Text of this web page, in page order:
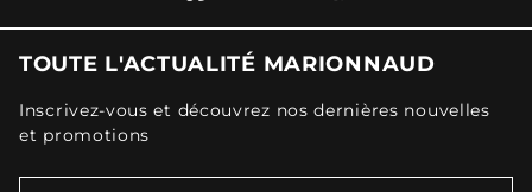
TOUTE L'ACTUALITÉ MARIONNAUD
Inscrivez-vous et découvrez nos dernières nouvelles
et promotions